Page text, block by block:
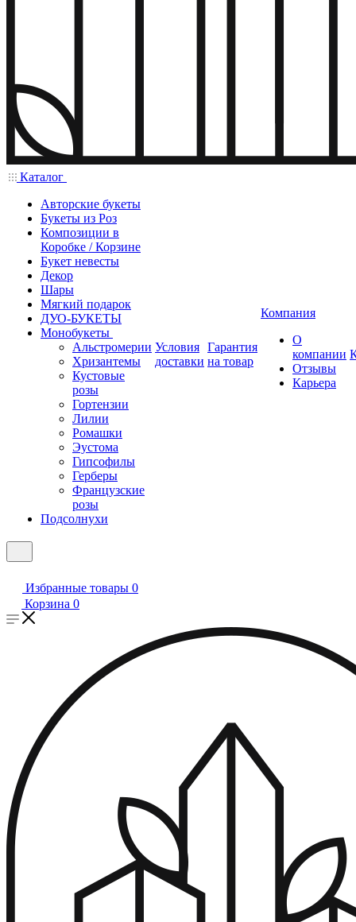
Каталог
Авторские букеты
Букеты из Роз
Композиции в
Коробке / Корзине
Букет невесты
Декор
Шары
Мягкий подарок
ДУО-БУКЕТЫ
Монобукеты
Альстромерии
Хризантемы
Кустовые
розы
Гортензии
Лилии
Ромашки
Эустома
Гипсофилы
Герберы
Французские
розы
Подсолнухи
Условия
доставки
Гарантия
на товар
Компания
О
компании
Отзывы
Карьера
Избранные товары 0
Корзина 0